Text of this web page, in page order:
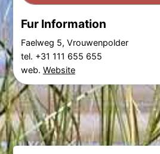
Fur Information
Faelweg 5, Vrouwenpolder
tel. +31 111 655 655
web. Website